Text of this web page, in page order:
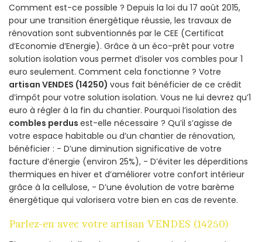
Comment est-ce possible ? Depuis la loi du 17 août 2015,
pour une transition énergétique réussie, les travaux de
rénovation sont subventionnés par le CEE (Certificat
d’Economie d’Energie). Grâce à un éco-prêt pour votre
solution isolation vous permet d’isoler vos combles pour 1
euro seulement. Comment cela fonctionne ? Votre
artisan VENDES (14250) vous fait bénéficier de ce crédit
d’impôt pour votre solution isolation. Vous ne lui devrez qu’1
euro à régler à la fin du chantier. Pourquoi l’isolation des
combles perdus est-elle nécessaire ? Qu’il s’agisse de
votre espace habitable ou d’un chantier de rénovation,
bénéficier : - D’une diminution significative de votre
facture d’énergie (environ 25%), - D’éviter les déperditions
thermiques en hiver et d’améliorer votre confort intérieur
grâce à la cellulose, - D’une évolution de votre barème
énergétique qui valorisera votre bien en cas de revente.
Parlez-en avec votre artisan VENDES (14250)